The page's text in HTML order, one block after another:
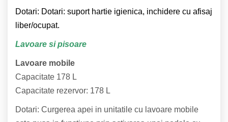
Dotari: Dotari: suport hartie igienica, inchidere cu afisaj
liber/ocupat.
Lavoare si pisoare
Lavoare mobile
Capacitate 178 L
Capacitate rezervor: 178 L
Dotari: Curgerea apei in unitatile cu lavoare mobile